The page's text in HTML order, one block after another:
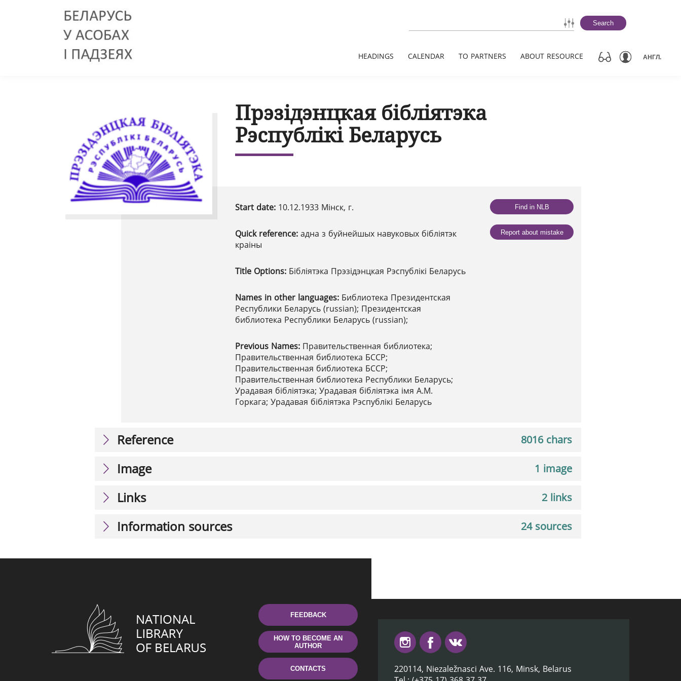
Search
HEADINGS CALENDAR TO PARTNERS ABOUT RESOURCE АНГЛ.
Прэзідэнцкая бібліятэка
Рэспублікі Беларусь
Start date: 10.12.1933 Мінск, г.
Quick reference: адна з буйнейшых навуковых бібліятэк
краіны
Title Options: Бібліятэка Прэзідэнцкая Рэспублікі Беларусь
Names in other languages: Библиотека Президентская
Республики Беларусь (russian); Президентская
библиотека Республики Беларусь (russian);
Previous Names: Правительственная библиотека;
Правительственная библиотека БССР;
Правительственная библиотека БССР;
Правительственная библиотека Республики Беларусь;
Урадавая бібліятэка; Урадавая бібліятэка імя А.М.
Горкага; Урадавая бібліятэка Рэспублікі Беларусь
Find in NLB
Report about mistake
8016 chars
Reference
1 image
Image
2 links
Links
24 sources
Information sources
FEEDBACK
HOW TO BECOME AN
AUTHOR
CONTACTS
220114, Niezaležnasci Ave. 116, Minsk, Belarus